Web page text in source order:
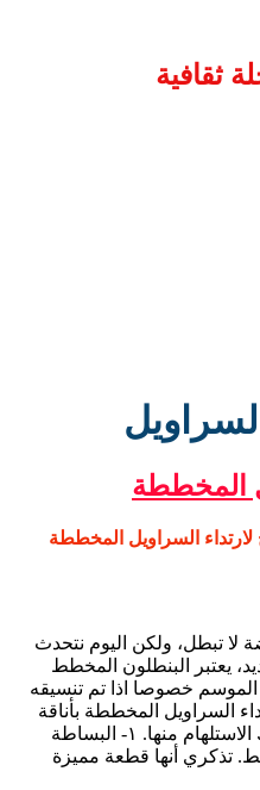
ثقافية
السراويل
المخططة
السراويل المخططة
تبطل، ولكن اليوم نتحدث
يعتبر البنطلون المخطط
الموسم خصوصا اذا تم تنسيقه
السراويل المخططة بأناقة
في الصيف لإطلالات مختلفة يمكنك الاستلهام منها. ١- البساطة
تذكري أنها قطعة مميزة